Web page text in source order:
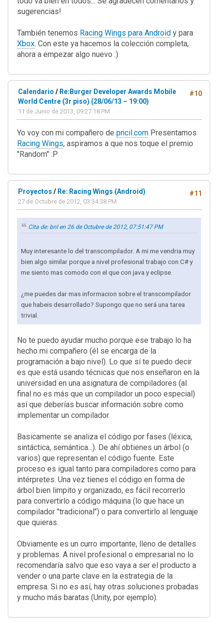
sugerencias!
También tenemos Racing Wings para Android y para
Xbox. Con este ya hacemos la colección completa,
ahora a empezar algo nuevo :)
#10
Calendario / Re:Burger Developer Awards Mobile
World Centre (3r piso) (28/06/13 – 19:00)
11 de Junio de 2013, 09:27:18 PM
Yo voy con mi compañero de pncil.com Presentamos
Racing Wings, aspiramos a que nos toque el premio
"Random" :P
#11
Proyectos / Re: Racing Wings (Android)
27 de Octubre de 2012, 03:34:38 PM
Cita de: bnl en 26 de Octubre de 2012, 07:51:47 PM
Muy interesante lo del transcompilador. A mi me vendria muy
bien algo similar porque a nivel profesional trabajo con C# y
me siento mas comodo con el que con java y eclipse.
¿me puedes dar mas informacion sobre el transcompilador
que habeis desarrollado? Supongo que no será una tarea
trivial.
No te puedo ayudar mucho porque ese trabajo lo ha
hecho mi compañero (él se encarga de la
programación a bajo nivel). Lo que sí te puedo decir
es que está usando técnicas que nos enseñaron en la
universidad en una asignatura de compiladores (al
final no es más que un compilador un poco especial)
así que deberías buscar información sobre como
implementar un compilador.
Basicamente se analiza el código por fases (léxica,
sintáctica, semántica...). De ahí obtienes un árbol (o
varios) que representan el código fuente. Este
proceso es igual tanto para compiladores como para
intérpretes. Una vez tienes el código en forma de
árbol bien limpito y organizado, es fácil recorrerlo
para convertirlo a código máquina (lo que hace un
compilador "tradicional") o para convertirlo al lenguaje
que quieras.
Obviamente es un curro importante, lleno de detalles
y problemas. A nivel profesional o empresarial no lo
recomendaría salvo que eso vaya a ser el producto a
vender o una parte clave en la estrategia de la
empresa. Si no es así, hay otras soluciones probadas
y mucho más baratas (Unity, por ejemplo).